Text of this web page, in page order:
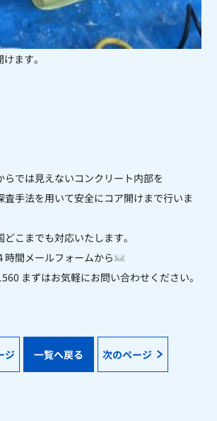
ます。
らでは見えないコンクリート内部を
査手法を用いて安全にコア開けまで行いま
こまでも対応いたします。
時間メールフォームから
まずはお気軽にお問い合わせください。
ジ 一覧へ戻る 次のページ